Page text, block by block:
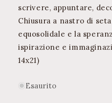
scrivere, appuntare,
Chiusura a nastro di
equosolidale e la
ispirazione e
14x21)
Esaurito